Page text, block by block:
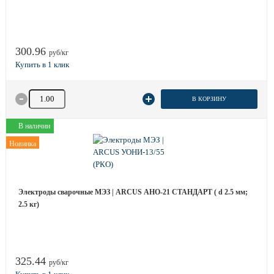
300.96 руб/кг
Количество товара В КОРЗИНУ
В наличии
Новинка
Электроды сварочные МЭЗ | ARCUS АНО-21 СТАНДАРТ ( d 2.5 мм;
2.5 кг)
325.44 руб/кг